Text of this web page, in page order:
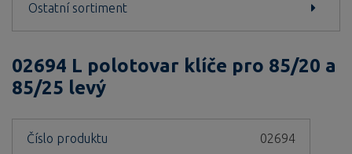
Ostatní sortiment
02694 L polotovar klíče pro 85/20 a
85/25 levý
Číslo produktu 02694